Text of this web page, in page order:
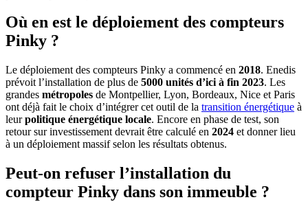
Où en est le déploiement des compteurs
Pinky ?
Le déploiement des compteurs Pinky a commencé en 2018. Enedis
prévoit l’installation de plus de 5000 unités d’ici à fin 2023. Les
grandes métropoles de Montpellier, Lyon, Bordeaux, Nice et Paris
ont déjà fait le choix d’intégrer cet outil de la transition énergétique à
leurpolitique énergétique locale. Encore en phase de test, son
retour sur investissement devrait être calculé en 2024 et donner lieu
à un déploiement massif selon les résultats obtenus.
Peut-on refuser l’installation du
compteur Pinky dans son immeuble ?